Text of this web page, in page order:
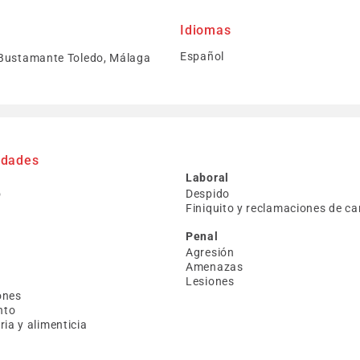
Toledo, Málaga
Idiomas
Español
y alimenticia
Laboral
Despido
Finiquito y reclamaciones de
Penal
Agresión
Amenazas
Lesiones